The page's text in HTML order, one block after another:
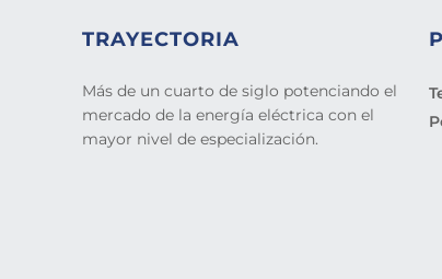
TRAYECTORIA
Más de un cuarto de siglo potenciando el
mercado de la energía eléctrica con el
mayor nivel de especialización.